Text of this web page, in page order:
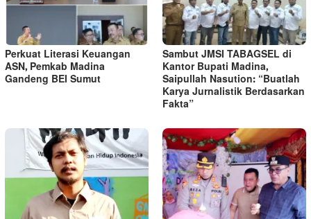
Perkuat Literasi Keuangan
ASN, Pemkab Madina
Gandeng BEI Sumut
Sambut JMSI TABAGSEL di
Kantor Bupati Madina,
Saipullah Nasution: “Buatlah
Karya Jurnalistik Berdasarkan
Fakta”